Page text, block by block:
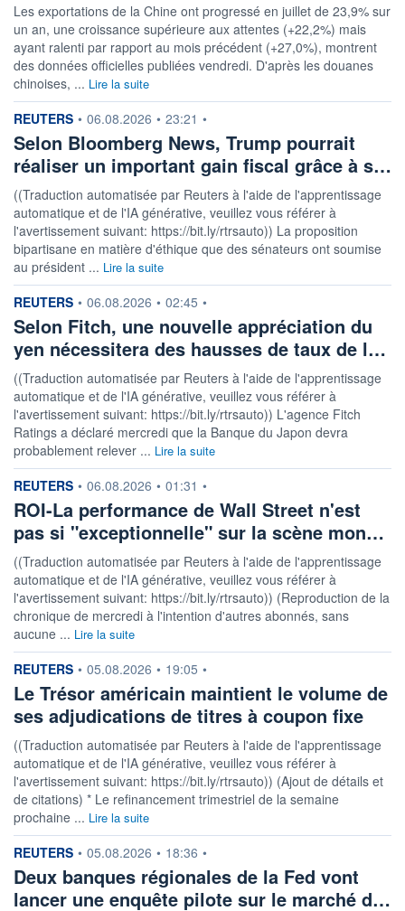
Les exportations de la Chine ont progressé en juillet de 23,9% sur
un an, une croissance supérieure aux attentes (+22,2%) mais
ayant ralenti par rapport au mois précédent (+27,0%), montrent
des données officielles publiées vendredi. D'après les douanes
chinoises, ... Lire la suite
information fournie par
REUTERS • 06.08.2026 • 23:21 •
Selon Bloomberg News, Trump pourrait
réaliser un important gain fiscal grâce à s…
((Traduction automatisée par Reuters à l'aide de l'apprentissage
automatique et de l'IA générative, veuillez vous référer à
l'avertissement suivant: https://bit.ly/rtrsauto)) La proposition
bipartisane en matière d'éthique que des sénateurs ont soumise
au président ... Lire la suite
information fournie par
REUTERS • 06.08.2026 • 02:45 •
Selon Fitch, une nouvelle appréciation du
yen nécessitera des hausses de taux de l…
((Traduction automatisée par Reuters à l'aide de l'apprentissage
automatique et de l'IA générative, veuillez vous référer à
l'avertissement suivant: https://bit.ly/rtrsauto)) L'agence Fitch
Ratings a déclaré mercredi que la Banque du Japon devra
probablement relever ... Lire la suite
information fournie par
REUTERS • 06.08.2026 • 01:31 •
ROI-La performance de Wall Street n'est
pas si "exceptionnelle" sur la scène mon…
((Traduction automatisée par Reuters à l'aide de l'apprentissage
automatique et de l'IA générative, veuillez vous référer à
l'avertissement suivant: https://bit.ly/rtrsauto)) (Reproduction de la
chronique de mercredi à l'intention d'autres abonnés, sans
aucune ... Lire la suite
information fournie par
REUTERS • 05.08.2026 • 19:05 •
Le Trésor américain maintient le volume de
ses adjudications de titres à coupon fixe
((Traduction automatisée par Reuters à l'aide de l'apprentissage
automatique et de l'IA générative, veuillez vous référer à
l'avertissement suivant: https://bit.ly/rtrsauto)) (Ajout de détails et
de citations) * Le refinancement trimestriel de la semaine
prochaine ... Lire la suite
information fournie par
REUTERS • 05.08.2026 • 18:36 •
Deux banques régionales de la Fed vont
lancer une enquête pilote sur le marché d…